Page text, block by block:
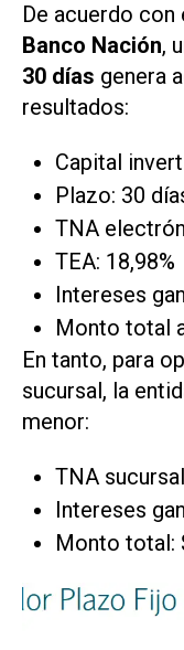
De acuerdo con
Banco Nación,
30 días genera
resultados:
Capital
Plazo: 30
TNA
TEA: 18,98%
Intereses
Monto total
En tanto, para
sucursal, la
menor:
TNA
Intereses
Monto total: